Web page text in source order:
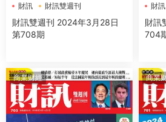
財訊 財訊雙週刊
財訊雙週刊 2024年3月28日
第708期
財訊
財訊
704
商業财經 商業